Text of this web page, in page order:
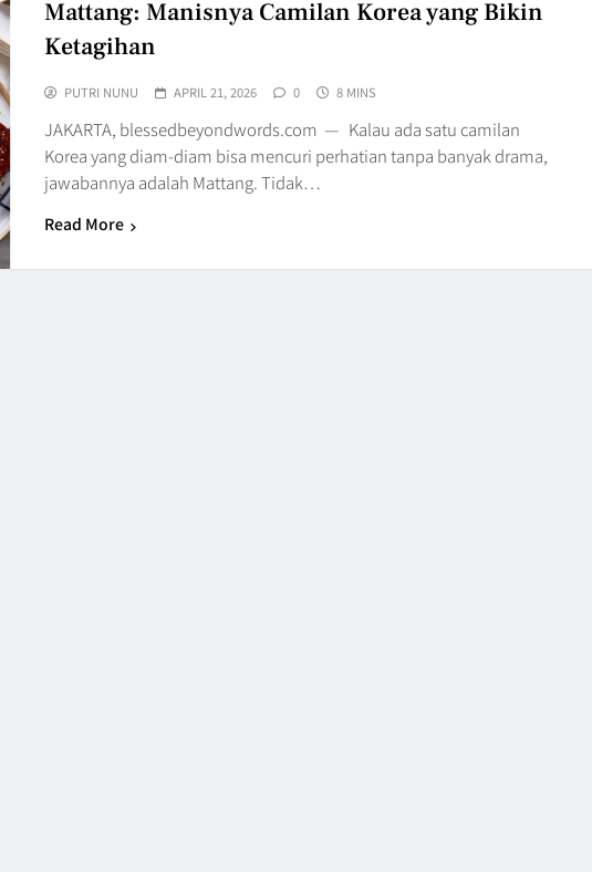
Mattang: Manisnya Camilan Korea yang Bikin
Ketagihan
PUTRI NUNU APRIL 21, 2026 0 8 MINS
JAKARTA, blessedbeyondwords.com — Kalau ada satu camilan
Korea yang diam-diam bisa mencuri perhatian tanpa banyak drama,
jawabannya adalah Mattang. Tidak…
Read More